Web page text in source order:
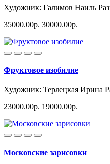
Художник: Галимов Наиль
35000.00р. 30000.00р.
Фруктовое изобилие
Художник: Терлецкая Ирина
23000.00р. 19000.00р.
Московские зарисовки